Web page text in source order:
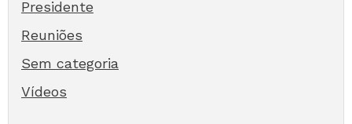
Presidente
Reuniões
Sem categoria
Vídeos